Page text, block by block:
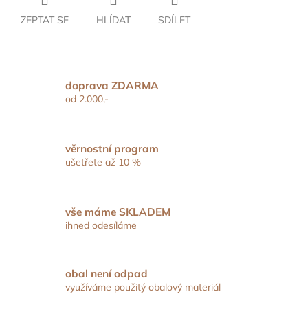
ZEPTAT SE HLÍDAT SDÍLET
doprava ZDARMA
od 2.000,-
věrnostní program
ušetřete až 10 %
vše máme SKLADEM
ihned odesíláme
obal není odpad
využíváme použitý obalový materiál